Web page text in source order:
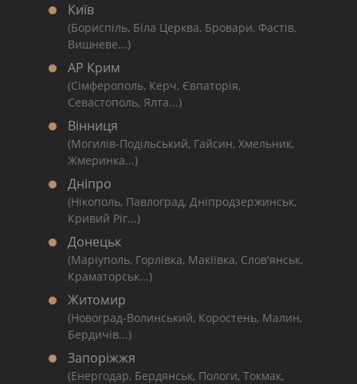
Київ
(Бориспіль, Біла Церква, Бровари, Фастів,
Вишневе...)
АР Крим
(Сімферополь, Керч, Євпаторія,
Севастополь, Ялта...)
Вінниця
(Могилів-Подільський, Гайсин, Хмельник,
Жмеринка...)
Дніпро
(Нікополь, Павлоград, Дніпродзержинськ,
Кривий Ріг...)
Донецьк
(Маріуполь, Горлівка, Макіївка, Слов'янськ,
Краматорськ...)
Житомир
(Новоград-Волинський, Коростень, Малин,
Бердичів...)
Запоріжжя
(Енергодар, Бердянськ, Пологи, Токмак,